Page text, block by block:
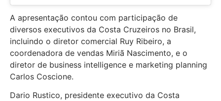
A apresentação contou com participação de
diversos executivos da Costa Cruzeiros no Brasil,
incluindo o diretor comercial Ruy Ribeiro, a
coordenadora de vendas Miriã Nascimento, e o
diretor de business intelligence e marketing planning
Carlos Coscione.
Dario Rustico, presidente executivo da Costa